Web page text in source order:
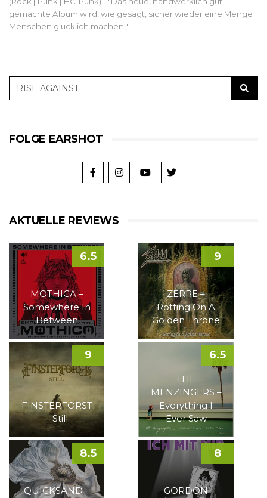
gemachte Album wird, wie gesagt, sicher wieder eine Menge
Menschen glücklich machen,"
FOLGE EARSHOT
AKTUELLE REVIEWS
MOTHICA –
Somewhere In
Between
6.5
ZERRE –
Rotting On A
Golden Throne
9
FINSTERFORST
– Still
9
THE
MENZINGERS –
Everything I
Ever Saw
6.5
QUICKSAND –
8.5
GORDON
8